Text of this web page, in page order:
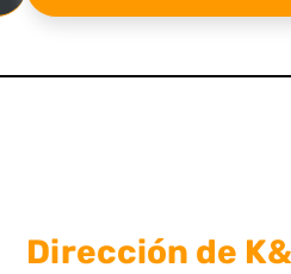
Dirección de